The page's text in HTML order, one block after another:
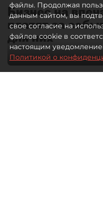
Бизнес на
платят за
для них
файлы. Продолжая
данным сайтом, вы
свое согласие на
файлов cookie в
настоящим
Политикой о